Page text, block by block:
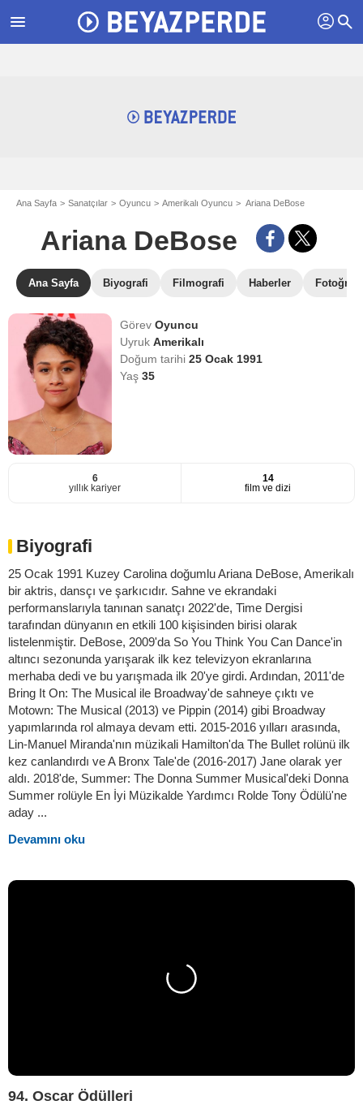
menu profil search
Ana Sayfa Sanatçılar Oyuncu Amerikalı Oyuncu Ariana DeBose
Ariana DeBose
Ana Sayfa Biyografi Filmografi Haberler
GörevOyuncu
UyrukAmerikalı
Doğum tarihi25 Ocak 1991
Yaş35
6
yıllık kariyer
14
film ve dizi
Biyografi
25 Ocak 1991 Kuzey Carolina doğumlu Ariana DeBose, Amerikalı
bir aktris, dansçı ve şarkıcıdır. Sahne ve ekrandaki
performanslarıyla tanınan sanatçı 2022'de, Time Dergisi
tarafından dünyanın en etkili 100 kişisinden birisi olarak
listelenmiştir. DeBose, 2009'da So You Think You Can Dance'in
altıncı sezonunda yarışarak ilk kez televizyon ekranlarına
merhaba dedi ve bu yarışmada ilk 20'ye girdi. Ardından, 2011'de
Bring It On: The Musical ile Broadway'de sahneye çıktı ve
Motown: The Musical (2013) ve Pippin (2014) gibi Broadway
yapımlarında rol almaya devam etti. 2015-2016 yılları arasında,
Lin-Manuel Miranda'nın müzikali Hamilton'da The Bullet rolünü ilk
kez canlandırdı ve A Bronx Tale'de (2016-2017) Jane olarak yer
aldı. 2018'de, Summer: The Donna Summer Musical'deki Donna
Summer rolüyle En İyi Müzikalde Yardımcı Rolde Tony Ödülü'ne
aday ...
Devamını oku
94. Oscar Ödülleri